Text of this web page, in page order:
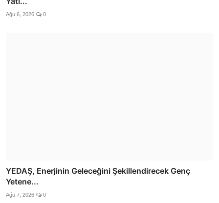
Ağu 6, 2026 0
YEDAŞ, Enerjinin Geleceğini Şekillendirecek Genç
Yetene...
Ağu 7, 2026 0